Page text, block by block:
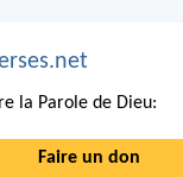
la Parole de Dieu:
Faire un don